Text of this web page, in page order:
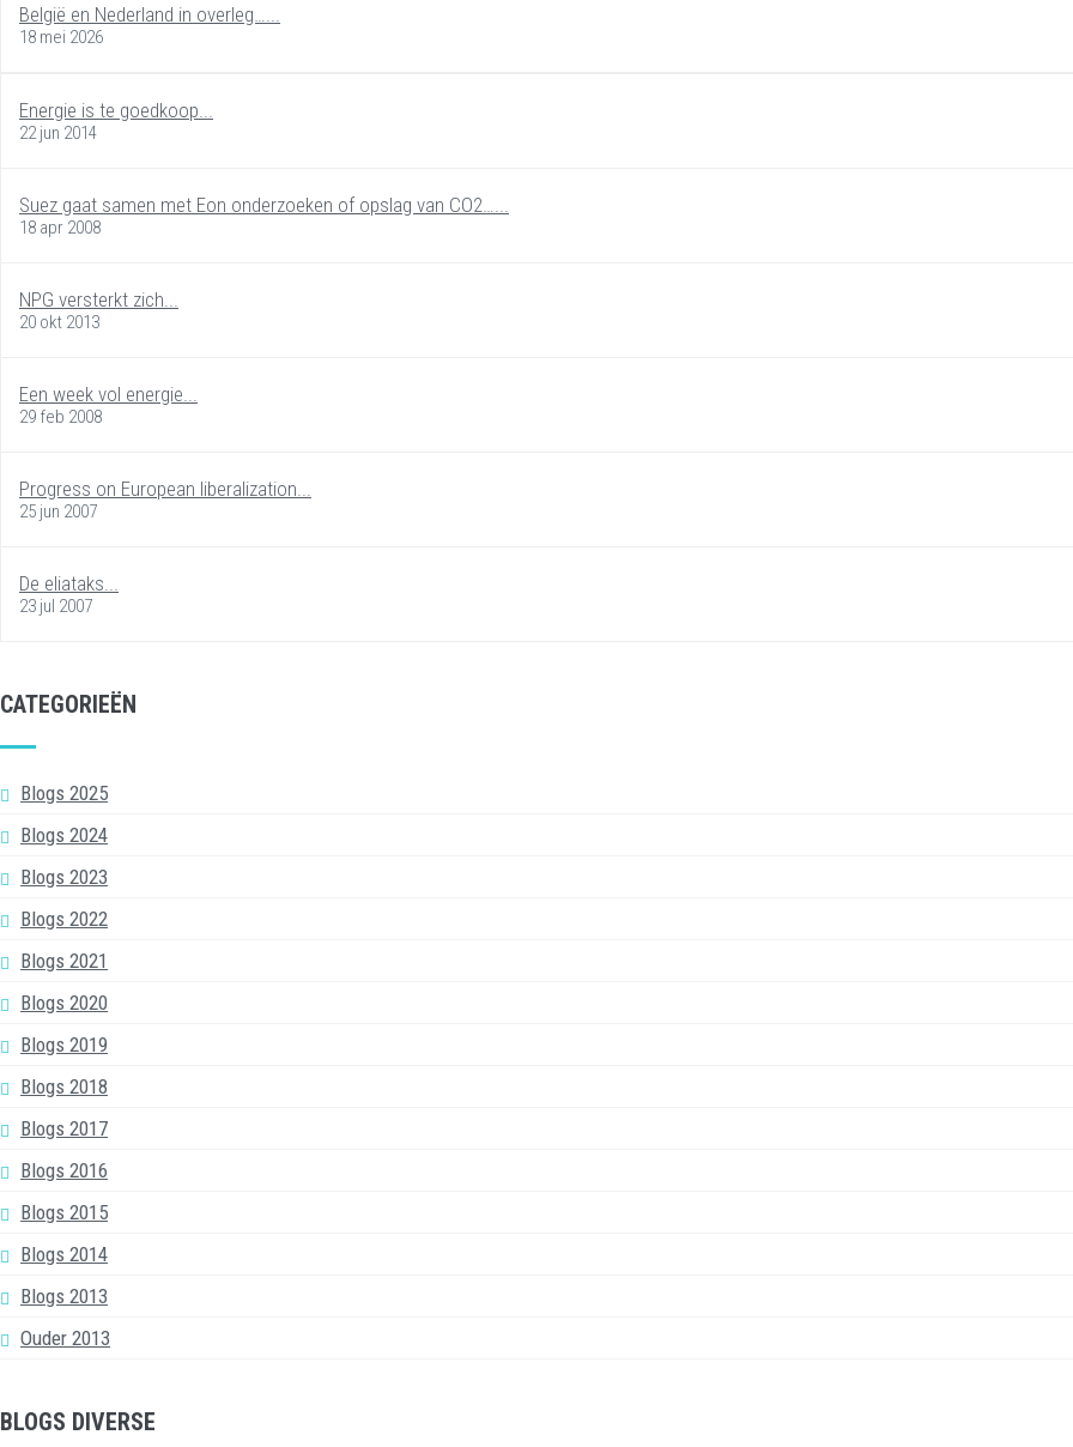
België en Nederland in overleg…...
18 mei 2026
Energie is te goedkoop...
22 jun 2014
Suez gaat samen met Eon onderzoeken of opslag van CO2…...
18 apr 2008
NPG versterkt zich...
20 okt 2013
Een week vol energie...
29 feb 2008
Progress on European liberalization...
25 jun 2007
De eliataks...
23 jul 2007
CATEGORIEËN
Blogs 2025
Blogs 2024
Blogs 2023
Blogs 2022
Blogs 2021
Blogs 2020
Blogs 2019
Blogs 2018
Blogs 2017
Blogs 2016
Blogs 2015
Blogs 2014
Blogs 2013
Ouder 2013
BLOGS DIVERSE